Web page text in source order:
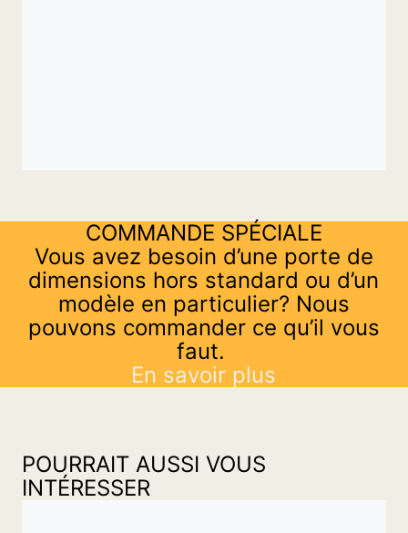
COMMANDE SPÉCIALE
Vous avez besoin d’une porte de
dimensions hors standard ou d’un
modèle en particulier? Nous
pouvons commander ce qu’il vous
faut.
En savoir plus
POURRAIT AUSSI VOUS
INTÉRESSER